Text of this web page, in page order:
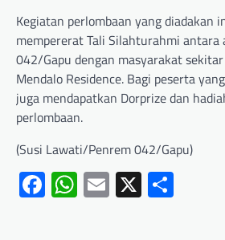
Kegiatan perlombaan yang diadakan
mempererat Tali Silahturahmi antara
042/Gapu dengan masyarakat
Mendalo Residence. Bagi peserta
juga mendapatkan Dorprize dan
perlombaan.
(Susi Lawati/Penrem 042/Gapu)
Facebook
WhatsApp
Email
X